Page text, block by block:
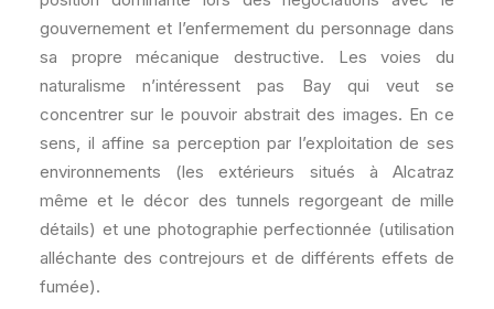
gouvernement et l’enfermement du personnage dans
sa propre mécanique destructive. Les voies du
naturalisme n’intéressent pas Bay qui veut se
concentrer sur le pouvoir abstrait des images. En ce
sens, il affine sa perception par l’exploitation de ses
environnements (les extérieurs situés à Alcatraz
même et le décor des tunnels regorgeant de mille
détails) et une photographie perfectionnée (utilisation
alléchante des contrejours et de différents effets de
fumée).